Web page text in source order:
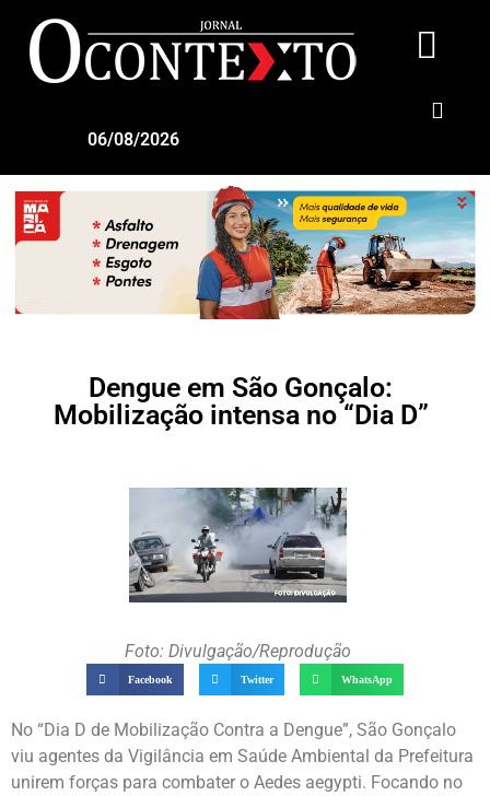
06/08/2026
Dengue em São Gonçalo:
Mobilização intensa no “Dia D”
Foto: Divulgação/Reprodução
Facebook Twitter WhatsApp
No “Dia D de Mobilização Contra a Dengue”, São Gonçalo
viu agentes da Vigilância em Saúde Ambiental da Prefeitura
unirem forças para combater o Aedes aegypti. Focando no